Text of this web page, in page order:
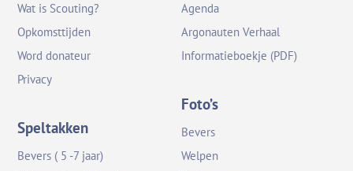
Wat is Scouting?
Opkomsttijden
Word donateur
Privacy
Speltakken
Bevers ( 5 -7 jaar)
Agenda
Argonauten Verhaal
Informatieboekje (PDF)
Foto’s
Bevers
Welpen